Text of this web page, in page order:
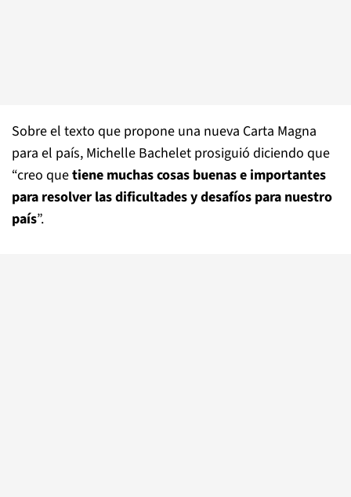
Sobre el texto que propone una nueva Carta Magna
para el país, Michelle Bachelet prosiguió diciendo que
“creo quetiene muchas cosas buenas e importantes
para resolver las dificultades y desafíos para nuestro
país”.